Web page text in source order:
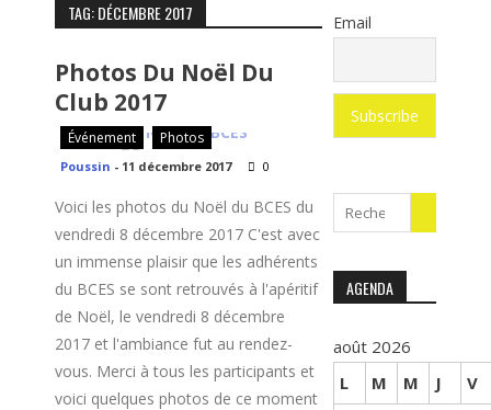
TAG: DÉCEMBRE 2017
Photos Du Noël Du
Club 2017
Événement Photos
Poussin - 11 décembre 2017 0
Voici les photos du Noël du BCES du
vendredi 8 décembre 2017 C'est avec
un immense plaisir que les adhérents
du BCES se sont retrouvés à l'apéritif
de Noël, le vendredi 8 décembre
2017 et l'ambiance fut au rendez-
vous. Merci à tous les participants et
voici quelques photos de ce moment
Email
for:
AGENDA
août 2026
L
M M J V